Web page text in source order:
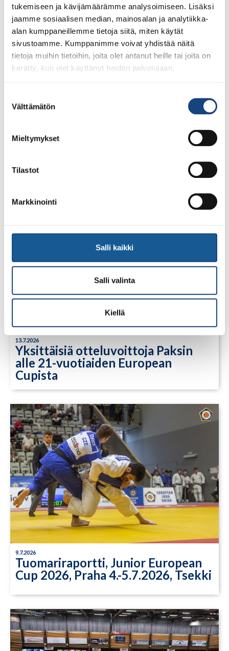
tukemiseen ja kävijämäärämme analysoimiseen. Lisäksi
jaamme sosiaalisen median, mainosalan ja analytiikka-
alan kumppaneillemme tietoja siitä, miten käytät
sivustoamme. Kumppanimme voivat yhdistää näitä
tietoja muihin tietoihin, joita olet antanut heille tai joita on
kerätty, kun olet käyttänyt heidän palvelujaan.
valinta
Välttämätön
Mieltymykset
Tilastot
Markkinointi
Salli kaikki
Salli valinta
Kiellä
23.7.2026
Tuomariraportti Swedish A-Judo/VI
Lindesberg, Ruotsi
13.7.2026
Yksittäisiä otteluvoittoja Paksin
alle 21-vuotiaiden European
Cupista
9.7.2026
Tuomariraportti, Junior European
Cup 2026, Praha 4.-5.7.2026, Tsekki